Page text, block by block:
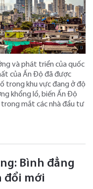
và phát triển của quốc
của Ấn Độ đã được
trong khu vực đang ở độ
khổng lồ, biến Ấn Độ
mắt các nhà đầu tư
Bình đẳng
đổi mới